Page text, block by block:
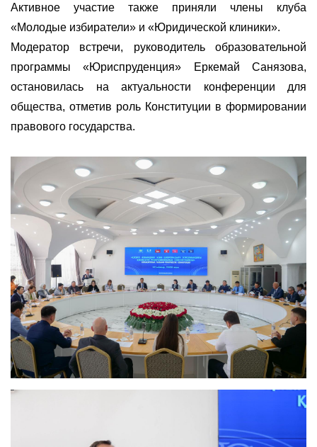
Активное участие также приняли члены клуба
«Молодые избиратели» и «Юридической клиники».
Модератор встречи, руководитель образовательной
программы «Юриспруденция» Еркемай Санязова,
остановилась на актуальности конференции для
общества, отметив роль Конституции в формировании
правового государства.